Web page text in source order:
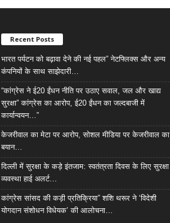
Recent Posts
भारत पर्यटन को बढ़ावा देने की नई पहल” नेटफ्लिक्स और अन्य
कंपनियों के साथ साझेदारी…
“कांग्रेस ने ई20 ईंधन नीति पर उठाए सवाल, जल और खाद्य
सुरक्षा” कांग्रेस का आरोप, ई20 ईंधन का जल्दबाजी में
कार्यान्वयन…”
केजरीवाल का मेटा पर आरोप, सोशल मीडिया पर केजरीवाल का
बयान…
दिल्ली में सुरक्षा के कड़े इंतजाम: स्वतंत्रता दिवस के लिए सुरक्षा
व्यवस्था हाई अलर्ट…
कांग्रेस सांसद की कड़ी प्रतिक्रिया” शशि थरूर ने ‘विदेशी
योगदान संशोधन विधेयक’ की आलोचना…